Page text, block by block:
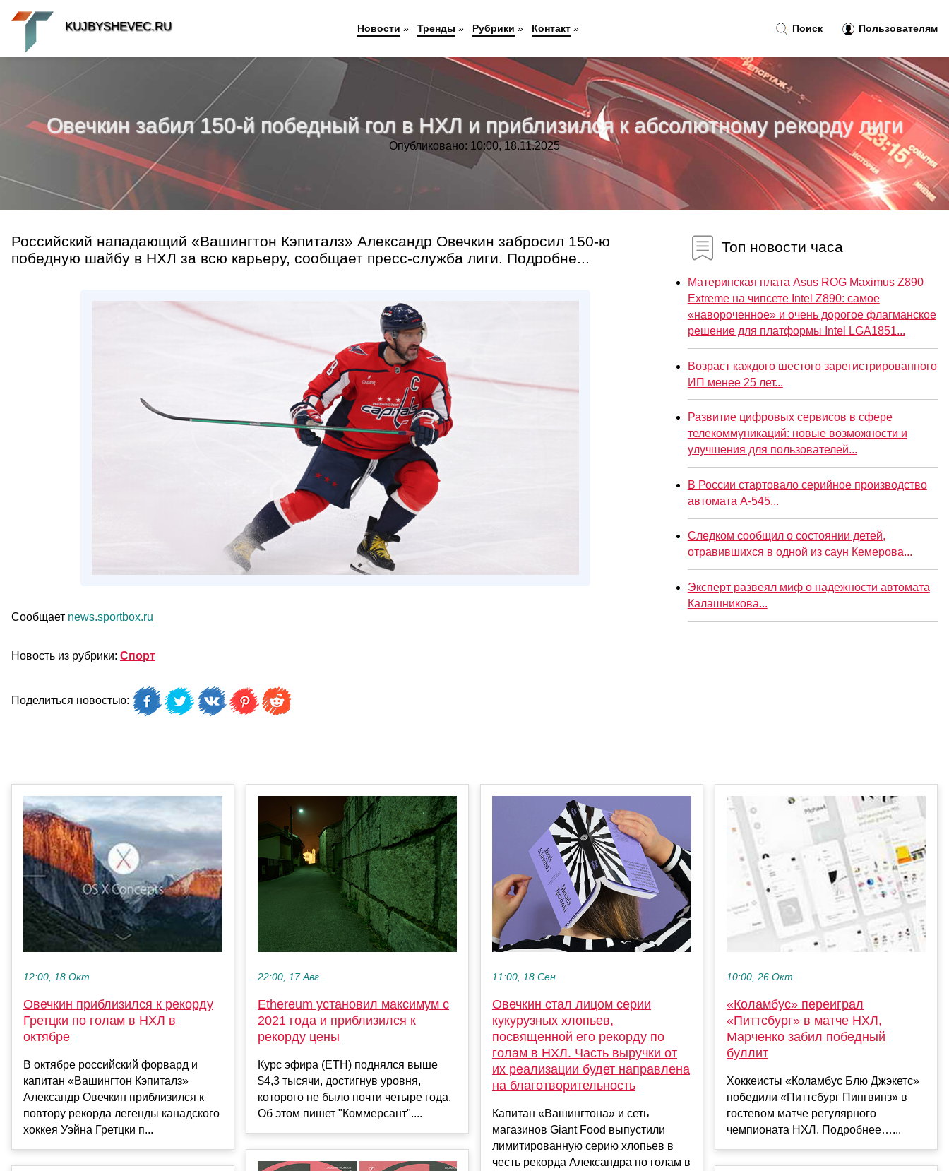
Овечкин забил 150‑й победный гол в НХЛ и приблизился к абсолютному рекорду лиги
Опубликовано: 10:00, 18.11.2025
Российский нападающий «Вашингтон Кэпиталз» Александр Овечкин забросил 150‑ю
победную шайбу в НХЛ за всю карьеру, сообщает пресс‑служба лиги. Подробне...
Сообщает news.sportbox.ru
Новость из рубрики: Спорт
Поделиться новостью:
Топ новости часа
Материнская плата Asus ROG Maximus Z890
Extreme на чипсете Intel Z890: самое
«навороченное» и очень дорогое флагманское
решение для платформы Intel LGA1851...
Возраст каждого шестого зарегистрированного
ИП менее 25 лет...
Развитие цифровых сервисов в сфере
телекоммуникаций: новые возможности и
улучшения для пользователей...
В России стартовало серийное производство
автомата А-545...
Следком сообщил о состоянии детей,
отравившихся в одной из саун Кемерова...
Эксперт развеял миф о надежности автомата
Калашникова...
12:00, 18 Окт
Овечкин приблизился к рекорду
Гретцки по голам в НХЛ в
октябре
В октябре российский форвард и
капитан «Вашингтон Кэпиталз»
Александр Овечкин приблизился к
повтору рекорда легенды канадского
хоккея Уэйна Гретцки п...
22:00, 17 Авг
Ethereum установил максимум с
2021 года и приблизился к
рекорду цены
Курс эфира (ETH) поднялся выше
$4,3 тысячи, достигнув уровня,
которого не было почти четыре года.
Об этом пишет "Коммерсант"....
11:00, 18 Сен
Овечкин стал лицом серии
кукурузных хлопьев,
посвященной его рекорду по
голам в НХЛ. Часть выручки от
их реализации будет направлена
на благотворительность
Капитан «Вашингтона» и сеть
магазинов Giant Food выпустили
лимитированную серию хлопьев в
честь рекорда Александра по голам в
10:00, 26 Окт
«Коламбус» переиграл
«Питтсбург» в матче НХЛ,
Марченко забил победный
буллит
Хоккеисты «Коламбус Блю Джэкетс»
победили «Питтсбург Пингвинз» в
гостевом матче регулярного
чемпионата НХЛ. Подробнее…...
Поиск Пользователям
KUJBYSHEVEC.RU Новости » Тренды » Рубрики » Контакт»